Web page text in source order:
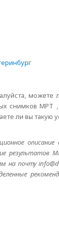
можете
снимков МРТ
ли вы такую
результатов
на почту